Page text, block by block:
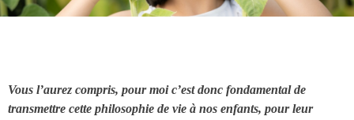
Vous l’aurez compris, pour moi c’est donc fondamental de
transmettre cette philosophie de vie à nos enfants, pour leur